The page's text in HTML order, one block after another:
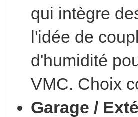
qui intègre
l'idée de
d'humidité
VMC. Choix
Garage /